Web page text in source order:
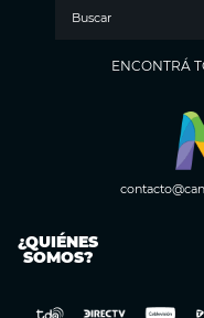
ENCONTRÁ
¿QUIÉNES
SOMOS?